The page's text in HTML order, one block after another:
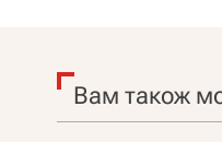
Вам також